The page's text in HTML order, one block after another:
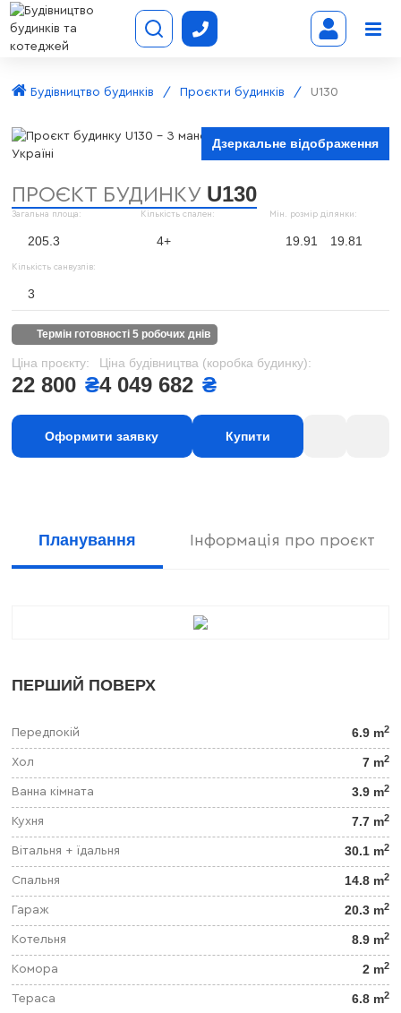
Будівництво будинків Проєкти будинків U130
Дзеркальне відображення
ПРОЄКТ БУДИНКУ U130
Загальна площа:
205.3
Кількість спален:
4+
Мін. розмір ділянки:
19.91 19.81
Кількість санвузлів:
3
термін готовності 5 робочих днів
Ціна проєкту:
22 800 ₴
Ціна будівництва (коробка будинку):
4 049 682 ₴
Оформити заявку Купити
Планування Інформація про проєкт
ПЕРШИЙ ПОВЕРХ
Передпокій 6.9 m2
Хол 7 m2
Ванна кімната 3.9 m2
Кухня 7.7 m2
Вітальня + їдальня 30.1 m2
Спальня 14.8 m2
Гараж 20.3 m2
Котельня 8.9 m2
Комора 2 m2
Тераса 6.8 m2